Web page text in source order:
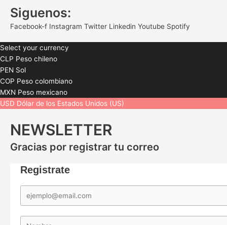
Siguenos:
Facebook-f Instagram Twitter Linkedin Youtube Spotify
Select your currency
CLP Peso chileno
PEN Sol
COP Peso colombiano
MXN Peso mexicano
USD Dólar de los Estados Unidos (US)
NEWSLETTER
Gracias por registrar tu correo
Registrate